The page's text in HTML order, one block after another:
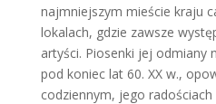
najmniejszym mieście kraju
lokalach, gdzie zawsze
artyści. Piosenki jej odmiany
pod koniec lat 60. XX w.,
codziennym, jego radościach